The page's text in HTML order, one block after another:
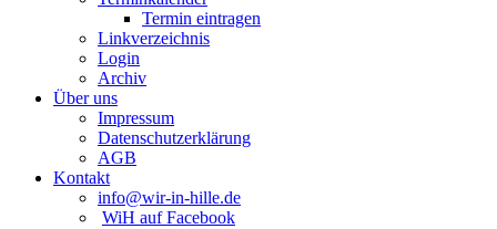
Termin eintragen
Linkverzeichnis
Login
Archiv
Über uns
Impressum
Datenschutzerklärung
AGB
Kontakt
info@wir-in-hille.de
WiH auf Facebook